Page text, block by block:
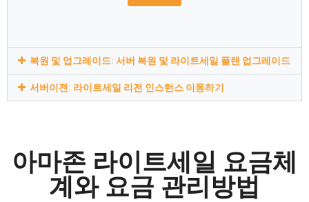
복원 및 업그레이드: 서버 복원 및 라이트세일 플랜 업그레이드
서버이전: 라이트세일 리전 인스턴스 이동하기
아마존 라이트세일 요금체
계와 요금 관리방법